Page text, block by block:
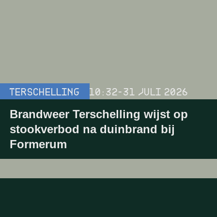
TERSCHELLING 10:32-31 JULI 2026
Brandweer Terschelling wijst op
stookverbod na duinbrand bij
Formerum